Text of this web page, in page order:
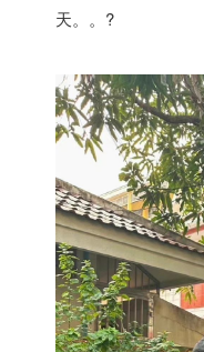
天。。?